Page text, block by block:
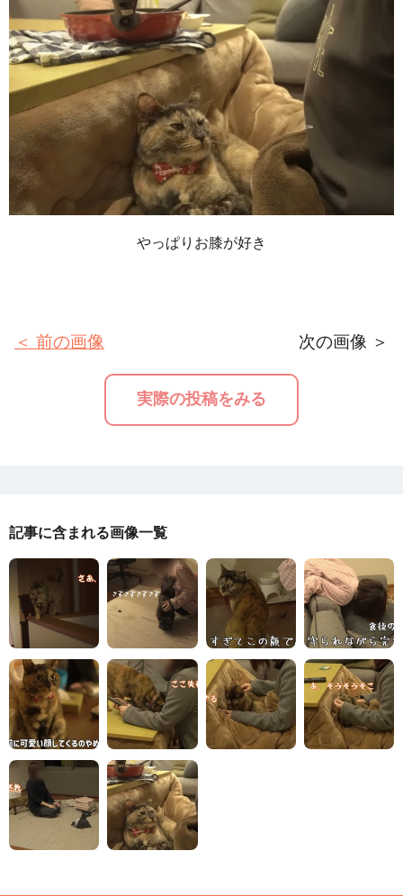
やっぱりお膝が好き
＜ 前の画像
実際の投稿をみる
次の画像 ＞
記事に含まれる画像一覧